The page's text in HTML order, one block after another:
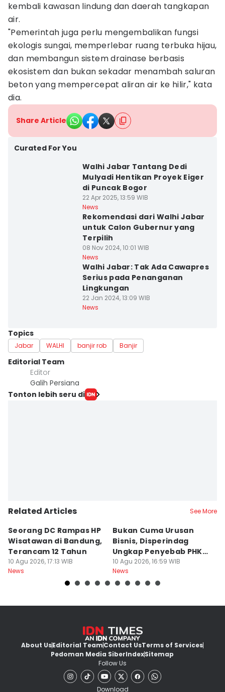
kembali kawasan lindung dan daerah tangkapan
air.
"Pemerintah juga perlu mengembalikan fungsi
ekologis sungai, memperlebar ruang terbuka hijau,
dan membangun sistem drainase berbasis
ekosistem dan bukan sekadar menambah saluran
beton yang mempercepat aliran air ke hilir," kata
dia.
Share Article
Curated For You
Walhi Jabar Tantang Dedi
Mulyadi Hentikan Proyek Eiger
di Puncak Bogor
22 Apr 2025, 13:59 WIB
News
Rekomendasi dari Walhi Jabar
untuk Calon Gubernur yang
Terpilih
08 Nov 2024, 10:01 WIB
News
Walhi Jabar: Tak Ada Cawapres
Serius pada Penanganan
Lingkungan
22 Jan 2024, 13:09 WIB
News
Topics
Jabar WALHI banjir rob Banjir
Editorial Team
Editor
Galih Persiana
Tonton lebih seru di
Related Articles See More
Seorang DC Rampas HP
Wisatawan di Bandung,
Terancam 12 Tahun
10 Agu 2026, 17:13 WIB
News
Bukan Cuma Urusan
Bisnis, Disperindag
Ungkap Penyebab PHK
Industri di Jabar
10 Agu 2026, 16:59 WIB
News
About UsEditorial TeamContact UsTerms of Services
Pedoman Media SiberIndexSitemap
Follow Us
Download